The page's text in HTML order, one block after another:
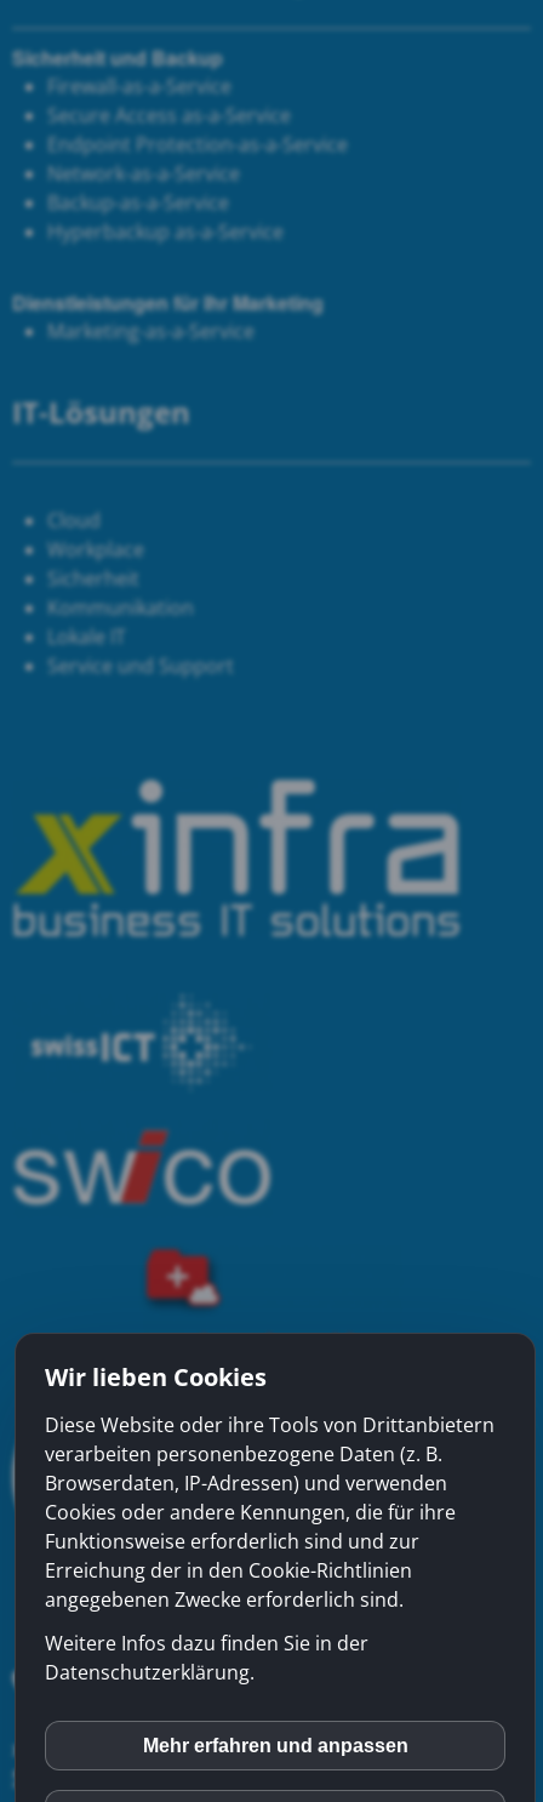
Sicherheit und Backup
Firewall-as-a-Service
Secure Access as-a-Service
Endpoint Protection-as-a-Service
Network-as-a-Service
Backup-as-a-Service
Hyperbackup as-a-Service
Dienstleistungen für Ihr Marketing
Marketing-as-a-Service
IT-Lösungen
Cloud
Workplace
Sicherheit
Kommunikation
Lokale IT
Service und Support
xinfra gmbh - Badstrasse 50 - CH-5200 Brugg - Tel:
544 22 22-Kontakt-Impressum-Datenschutzerklärung
Wir lieben Cookies
Diese Website oder ihre Tools von Drittanbietern
verarbeiten personenbezogene Daten (z. B.
Browserdaten, IP-Adressen) und verwenden
Cookies oder andere Kennungen, die für ihre
Funktionsweise erforderlich sind und zur
Erreichung der in den Cookie-Richtlinien
angegebenen Zwecke erforderlich sind.
Weitere Infos dazu finden Sie in der
Datenschutzerklärung.
inCMS
Mehr erfahren und anpassen